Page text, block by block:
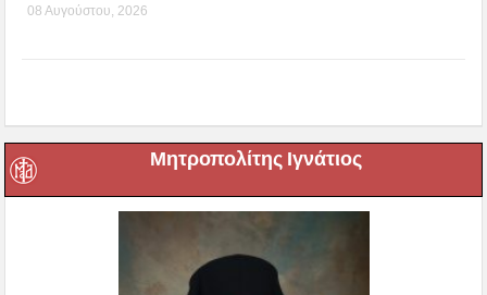
08 Αυγούστου, 2026
Μητροπολίτης Ιγνάτιος